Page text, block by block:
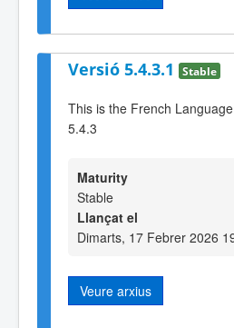
Versió 5.4.3.1 Stable
This is the French
5.4.3
Maturity
Stable
Llançat el
Dimarts, 17 Febrer 2026
Veure arxius